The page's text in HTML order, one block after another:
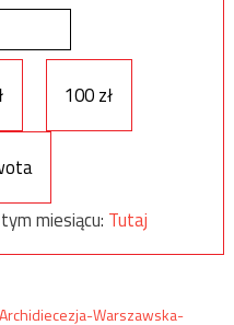
100 zł
miesiącu: Tutaj
Warszawska-